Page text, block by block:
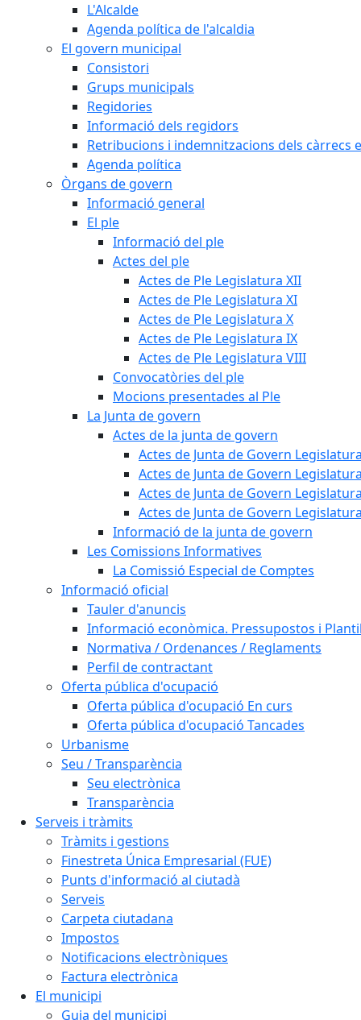
L'Alcalde
Agenda política de l'alcaldia
El govern municipal
Consistori
Grups municipals
Regidories
Informació dels regidors
Retribucions i indemnitzacions dels càrrecs
Agenda política
Òrgans de govern
Informació general
El ple
Informació del ple
Actes del ple
Actes de Ple Legislatura XII
Actes de Ple Legislatura XI
Actes de Ple Legislatura X
Actes de Ple Legislatura IX
Actes de Ple Legislatura VIII
Convocatòries del ple
Mocions presentades al Ple
La Junta de govern
Actes de la junta de govern
Actes de Junta de Govern
Actes de Junta de Govern
Actes de Junta de Govern
Actes de Junta de Govern
Informació de la junta de govern
Les Comissions Informatives
La Comissió Especial de Comptes
Informació oficial
Tauler d'anuncis
Informació econòmica. Pressupostos i
Normativa / Ordenances / Reglaments
Perfil de contractant
Oferta pública d'ocupació
Oferta pública d'ocupació En curs
Oferta pública d'ocupació Tancades
Urbanisme
Seu / Transparència
Seu electrònica
Transparència
Serveis i tràmits
Tràmits i gestions
Finestreta Única Empresarial (FUE)
Punts d'informació al ciutadà
Serveis
Carpeta ciutadana
Impostos
Notificacions electròniques
Factura electrònica
El municipi
Guia del municipi